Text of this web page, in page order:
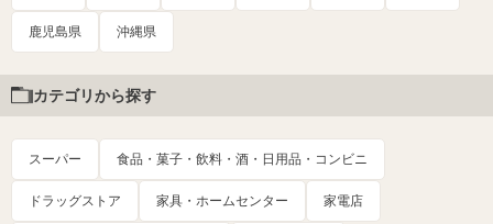
鹿児島県 沖縄県
カテゴリから探す
スーパー 食品・菓子・飲料・酒・日用品・コンビニ
ドラッグストア 家具・ホームセンター 家電店